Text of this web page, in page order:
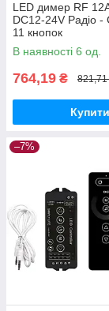
LED димер RF
DC12-24V Радіо -
11 кнопок
В наявності 6 од.
764,19 ₴ 821,71
Купити
–7%